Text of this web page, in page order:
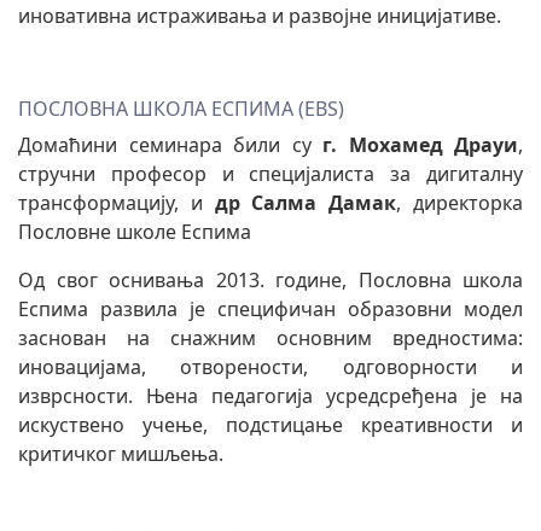
иновативна истраживања и развојне иницијативе.
ПОСЛОВНА ШКОЛА ЕСПИМА (EBS)
Домаћини семинара били су г. Мохамед Драуи,
стручни професор и специјалиста за дигиталну
трансформацију, и др Салма Дамак, директорка
Пословне школе Еспима
Од свог оснивања 2013. године, Пословна школа
Еспима развила је специфичан образовни модел
заснован на снажним основним вредностима:
иновацијама, отворености, одговорности и
изврсности. Њена педагогија усредсређена је на
искуствено учење, подстицање креативности и
критичког мишљења.